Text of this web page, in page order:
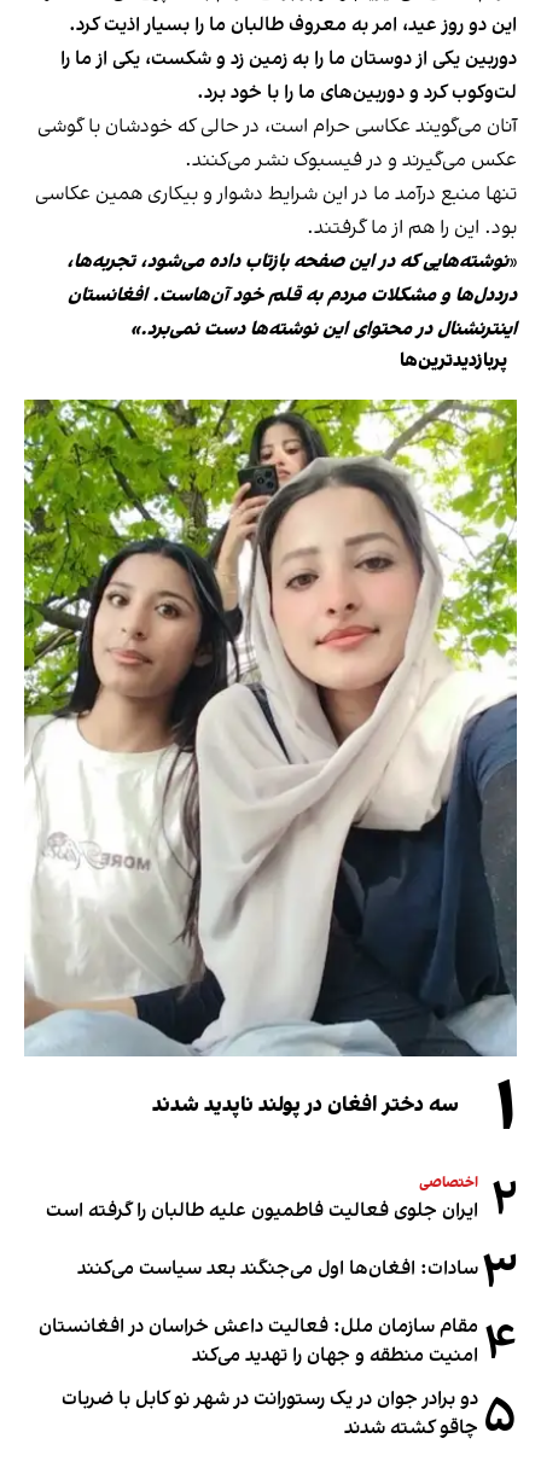
این دو روز عید، امر به معروف طالبان ما را بسیار اذیت کرد.
دوربین یکی از دوستان ما را به زمین زد و شکست، یکی از ما را
لت‌وکوب کرد و دوربین‌های ما را با خود برد.
آنان می‌گویند عکاسی حرام است، در حالی که خودشان با گوشی
عکس می‌گیرند و در فیسبوک نشر می‌کنند.
تنها منبع درآمد ما در این شرایط دشوار و بیکاری همین عکاسی
بود. این را هم از ما گرفتند.
«نوشته‌هایی که در این صفحه بازتاب داده می‌شود، تجربه‌ها،
درددل‌ها و مشکلات مردم به قلم خود آن‌هاست. افغانستان
اینترنشنال در محتوای این نوشته‌ها دست نمی‌برد.»
پربازدیدترین‌ها
۱ سه دختر افغان در پولند ناپدید شدند
۲ اختصاصی
ایران جلوی فعالیت فاطمیون علیه طالبان را گرفته است
۳سادات: افغان‌ها اول می‌جنگند بعد سیاست می‌کنند
۴ مقام سازمان ملل: فعالیت داعش خراسان در افغانستان
امنیت منطقه و جهان را تهدید می‌کند
۵ دو برادر جوان در یک رستورانت در شهر نو کابل با ضربات
چاقو کشته شدند